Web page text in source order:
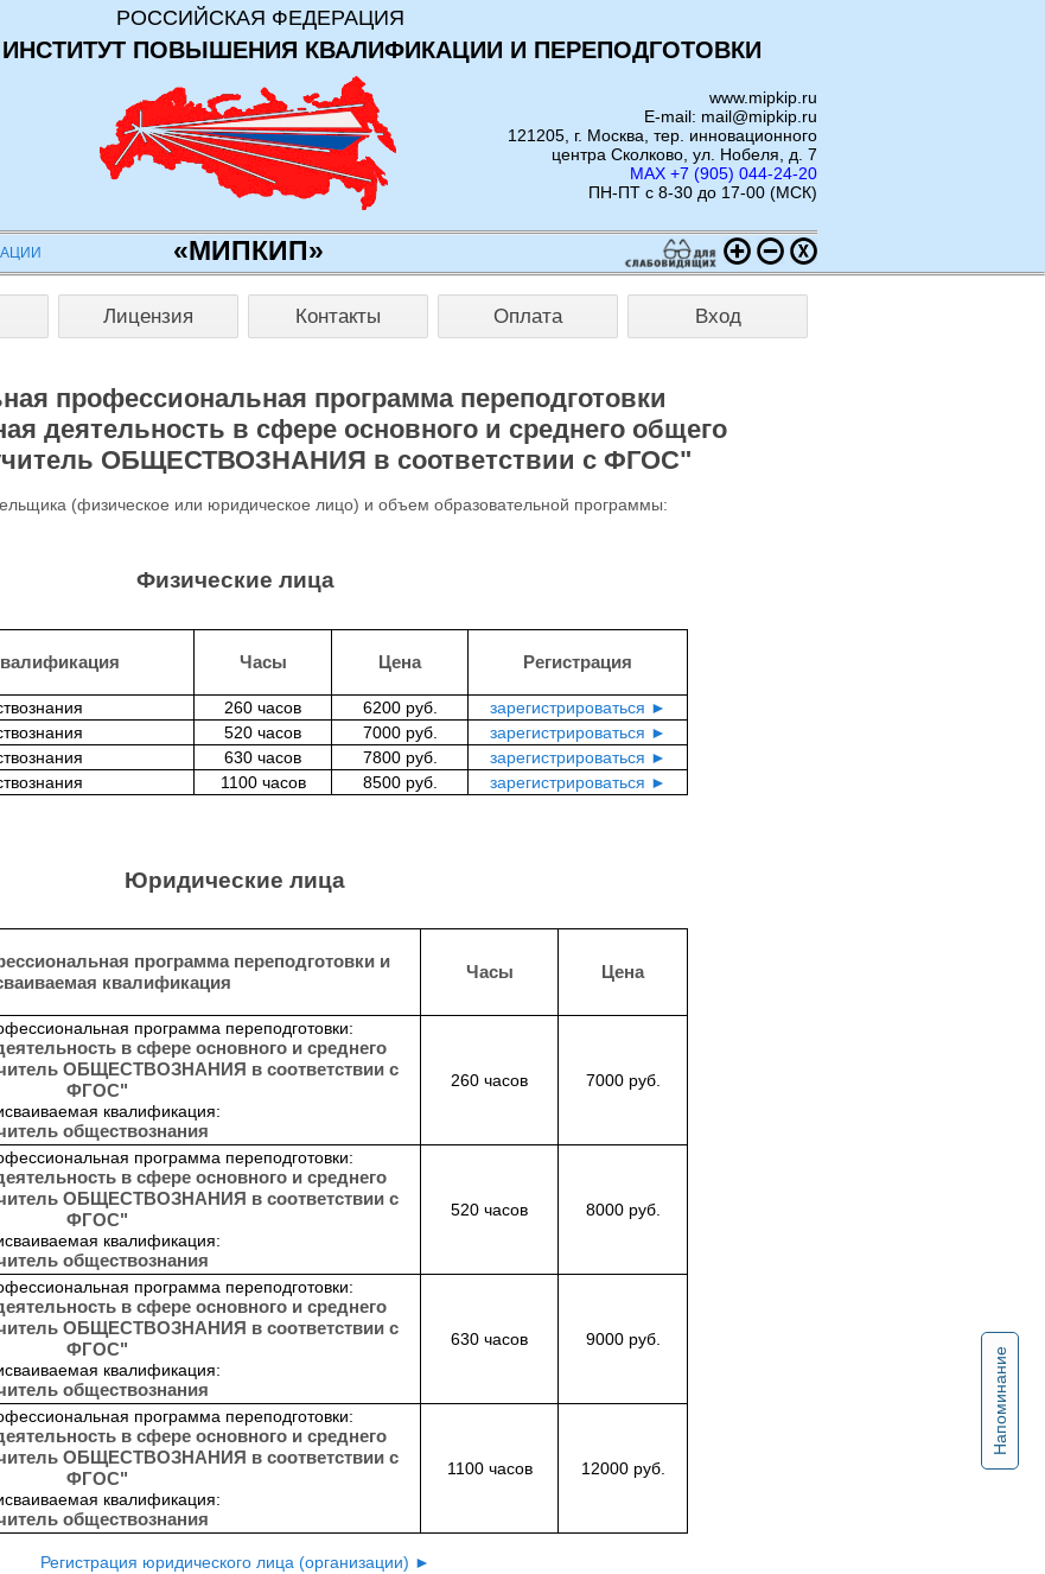
РОССИЙСКАЯ ФЕДЕРАЦИЯ
ПОВЫШЕНИЯ КВАЛИФИКАЦИИ И ПЕРЕПОДГОТОВКИ
www.mipkip.ru
E-mail: mail@mipkip.ru
121205, г. Москва, тер. инновационного
центра Сколково, ул. Нобеля, д. 7
MAX +7 (905) 044-24-20
ПН-ПТ с 8-30 до 17-00 (МСК)
«МИПКИП»
Лицензия Контакты Оплата Вход
Напоминание
профессиональная программа переподготовки
деятельность в сфере основного и среднего общего
ОБЩЕСТВОЗНАНИЯ в соответствии с ФГОС"
(физическое или юридическое лицо) и объем образовательной программы:
Физические лица
Часы Цена Регистрация
260 часов 6200 руб.
зарегистрироваться ►
520 часов 7000 руб.
зарегистрироваться ►
630 часов 7800 руб.
зарегистрироваться ►
1100 часов 8500 руб. зарегистрироваться ►
Юридические лица
программа переподготовки и
квалификация
Часы Цена
программа переподготовки:
в сфере основного и среднего
ОБЩЕСТВОЗНАНИЯ в соответствии с
ФГОС"
квалификация:
обществознания
260 часов 7000 руб.
программа переподготовки:
в сфере основного и среднего
ОБЩЕСТВОЗНАНИЯ в соответствии с
ФГОС"
квалификация:
обществознания
520 часов 8000 руб.
программа переподготовки:
в сфере основного и среднего
ОБЩЕСТВОЗНАНИЯ в соответствии с
ФГОС"
квалификация:
обществознания
630 часов 9000 руб.
программа переподготовки:
в сфере основного и среднего
ОБЩЕСТВОЗНАНИЯ в соответствии с
ФГОС"
квалификация:
обществознания
1100 часов 12000 руб.
Регистрация юридического лица (организации) ►